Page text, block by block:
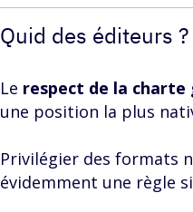
Quid des éditeurs ?
Le respect de la
une position la plus
Privilégier des formats
évidemment une règle